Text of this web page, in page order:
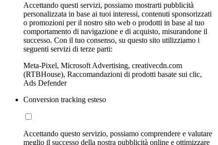
Accettando questi servizi, possiamo mostrarti pubblicità
personalizzata in base ai tuoi interessi, contenuti sponsorizzati
o promozioni per il nostro sito web o prodotti in base al tuo
comportamento di navigazione e di acquisto, misurandone il
successo. Con il tuo consenso, su questo sito utilizziamo i
seguenti servizi di terze parti:
Meta-Pixel, Microsoft Advertising, creativecdn.com
(RTBHouse), Raccomandazioni di prodotti basate sui clic,
Ads Defender
Conversion tracking esteso
Accettando questo servizio, possiamo comprendere e valutare
meglio il successo della nostra pubblicità online e ottimizzare